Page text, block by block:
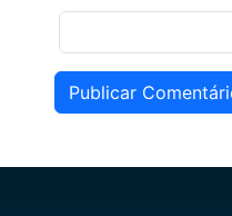
Publicar